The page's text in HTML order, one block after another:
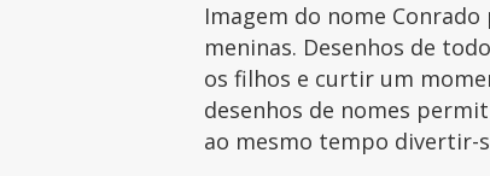
Imagem do nome
meninas. Desenhos de
os filhos e curtir um
desenhos de nomes
ao mesmo tempo divertir-